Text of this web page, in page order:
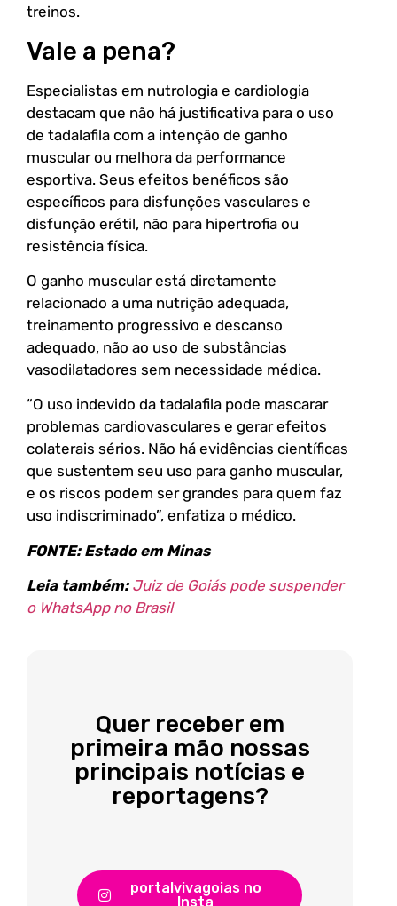
treinos.
Vale a pena?
Especialistas em nutrologia e cardiologia
destacam que não há justificativa para o uso
de tadalafila com a intenção de ganho
muscular ou melhora da performance
esportiva. Seus efeitos benéficos são
específicos para disfunções vasculares e
disfunção erétil, não para hipertrofia ou
resistência física.
O ganho muscular está diretamente
relacionado a uma nutrição adequada,
treinamento progressivo e descanso
adequado, não ao uso de substâncias
vasodilatadores sem necessidade médica.
“O uso indevido da tadalafila pode mascarar
problemas cardiovasculares e gerar efeitos
colaterais sérios. Não há evidências científicas
que sustentem seu uso para ganho muscular,
e os riscos podem ser grandes para quem faz
uso indiscriminado”, enfatiza o médico.
FONTE: Estado em Minas
Leia também: Juiz de Goiás pode suspender
o WhatsApp no Brasil
Quer receber em
primeira mão nossas
principais notícias e
reportagens?
portalvivagoias no
Insta